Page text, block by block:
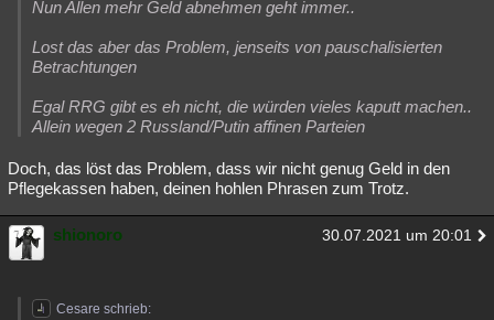
Nun Allen mehr Geld abnehmen geht immer..
Lost das aber das Problem, jenseits von pauschalisierten
Betrachtungen
Egal RRG gibt es eh nicht, die würden vieles kaputt machen..
Allein wegen 2 Russland/Putin affinen Parteien
Doch, das löst das Problem, dass wir nicht genug Geld in den
Pflegekassen haben, deinen hohlen Phrasen zum Trotz.
shionoro 30.07.2021 um 20:01
Cesare schrieb: